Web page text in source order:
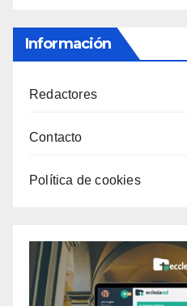
Información
Redactores
Contacto
Política de cookies